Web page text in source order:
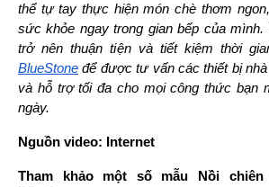
thể tự tay thực hiện món chè thơm
sức khỏe ngay trong gian bếp của
BlueStone để được tư vấn các thiết bị
và hỗ trợ tối đa cho mọi công thức bạn
ngày.
Nguồn video: Internet
Tham khảo một số mẫu Nồi